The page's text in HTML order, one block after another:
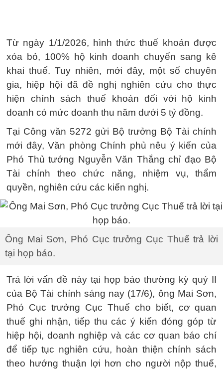
Từ ngày 1/1/2026, hình thức thuế khoán được
xóa bỏ, 100% hộ kinh doanh chuyển sang kê
khai thuế. Tuy nhiên, mới đây, một số chuyên
gia, hiệp hội đã đề nghị nghiên cứu cho thực
hiện chính sách thuế khoán đối với hộ kinh
doanh có mức doanh thu năm dưới 5 tỷ đồng.
Tại Công văn 5272 gửi Bộ trưởng Bộ Tài chính
mới đây, Văn phòng Chính phủ nêu ý kiến của
Phó Thủ tướng Nguyễn Văn Thắng chỉ đạo Bộ
Tài chính theo chức năng, nhiệm vụ, thẩm
quyền, nghiên cứu các kiến nghị.
Ông Mai Sơn, Phó Cục trưởng Cục Thuế trả lời
tại họp báo.
Trả lời vấn đề này tại họp báo thường kỳ quý II
của Bộ Tài chính sáng nay (17/6), ông Mai Sơn,
Phó Cục trưởng Cục Thuế cho biết, cơ quan
thuế ghi nhận, tiếp thu các ý kiến đóng góp từ
hiệp hội, doanh nghiệp và các cơ quan báo chí
để tiếp tục nghiên cứu, hoàn thiện chính sách
theo hướng thuận lợi hơn cho người nộp thuế,